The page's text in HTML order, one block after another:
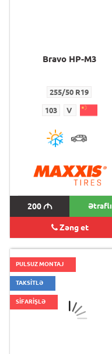
Bravo HP-M3
255/50 R19
103 V
200M Ətraflı
Zəng et
PULSUZ MONTAJ
TAKSİTLƏ
SİFARİŞLƏ